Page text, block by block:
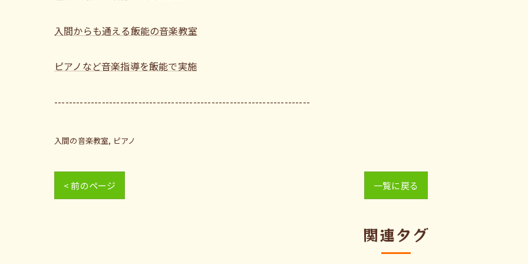
入間からも通える飯能の音楽教室
ピアノなど音楽指導を飯能で実施
----------------------------------------------------------------------
入間の音楽教室 ピアノ
< 前のページ 一覧に戻る
関連タグ